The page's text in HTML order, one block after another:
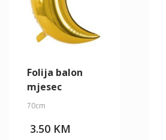
Folija balon
mjesec
70cm
3.50 KM